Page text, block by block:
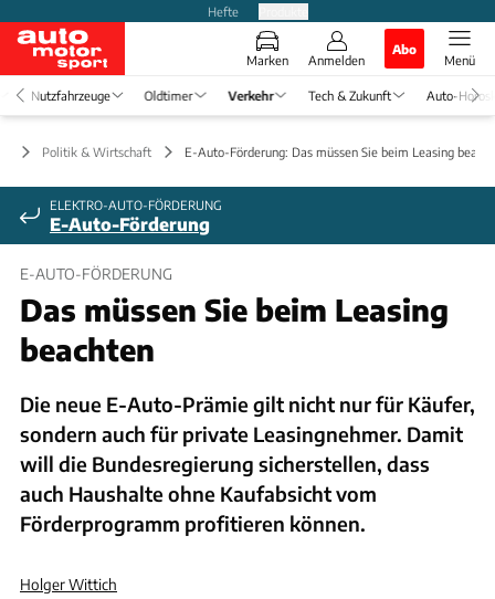
Hefte
Marken Anmelden
Abo
Menü
Nutzfahrzeuge Oldtimer Verkehr Tech & Zukunft Auto-
Politik & Wirtschaft E-Auto-Förderung: Das müssen Sie beim Leasing
ELEKTRO-AUTO-FÖRDERUNG
E-Auto-Förderung
E-AUTO-FÖRDERUNG
Das müssen Sie beim Leasing
beachten
Die neue E-Auto-Prämie gilt nicht nur für Käufer,
sondern auch für private Leasingnehmer. Damit
will die Bundesregierung sicherstellen, dass
auch Haushalte ohne Kaufabsicht vom
Förderprogramm profitieren können.
Holger Wittich